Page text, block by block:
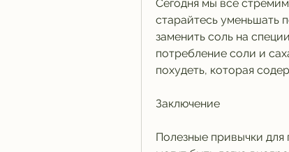
Сегодня мы все
старайтесь уменьшать
заменить соль на
потребление соли и
похудеть, которая
Заключение
Полезные привычки